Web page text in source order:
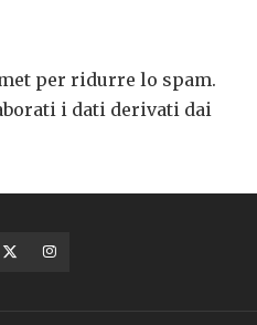
per ridurre lo spam.
i dati derivati dai